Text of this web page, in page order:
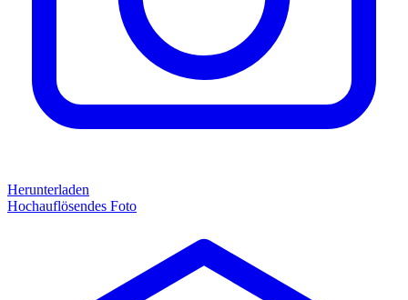
Herunterladen
Hochauflösendes Foto